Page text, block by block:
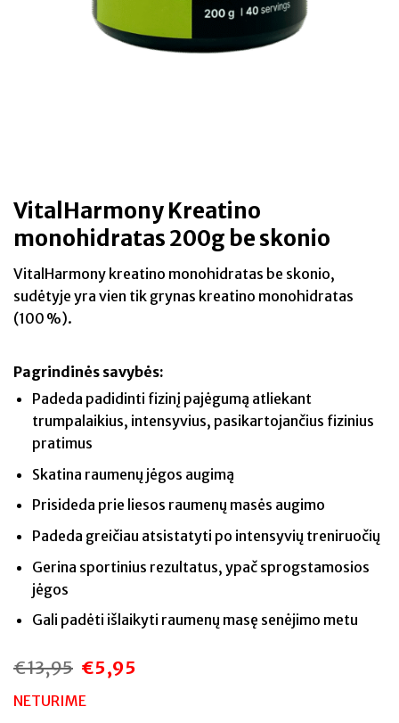
VitalHarmony Kreatino
monohidratas 200g be skonio
VitalHarmony kreatino monohidratas be skonio,
sudėtyje yra vien tik grynas kreatino monohidratas
(100 %).
Pagrindinės savybės:
Padeda padidinti fizinį pajėgumą atliekant
trumpalaikius, intensyvius, pasikartojančius fizinius
pratimus
Skatina raumenų jėgos augimą
Prisideda prie liesos raumenų masės augimo
Padeda greičiau atsistatyti po intensyvių treniruočių
Gerina sportinius rezultatus, ypač sprogstamosios
jėgos
Gali padėti išlaikyti raumenų masę senėjimo metu
€13,95 Original
price
was:
€13,95.
€5,95
NETURIME